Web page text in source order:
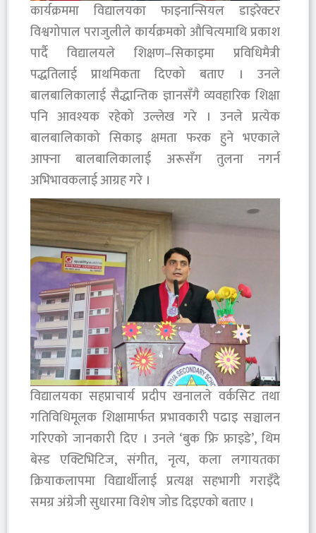
‎कार्यक्रममा विद्यालयका फाइनान्सियल डाइरेक्टर
विश्वगोपाल पराजुलीले कार्यक्रमको औचित्यमाथि प्रकाश
पार्दै विद्यालयले शिक्षण–सिकाइमा प्रविधिमैत्री
पद्धतिलाई प्राथमिकता दिएको बताए । उनले
बालबालिकालाई सैद्धान्तिक ज्ञानसँगै व्यवहारिक शिक्षा
पनि आवश्यक रहेको उल्लेख गरे । उनले प्रत्येक
बालबालिकाको सिकाइ क्षमता फरक हुने भएकाले
आफ्ना बालबालिकालाई अरूसँग तुलना नगर्न
अभिभावकलाई आग्रह गरे ।‎
‎विद्यालयका सहप्राचार्य प्रदीप खनालले वर्कसिट तथा
गतिविधिमूलक शिक्षामार्फत प्रभावकारी पढाइ सञ्चालन
गरिएको जानकारी दिए । उनले ‘बुक फ्रि फ्राइडे’, थिम
बेस्ड एक्टिभिटिज, संगीत, नृत्य, कला लगायतका
क्रियाकलापमा विद्यार्थीलाई प्रत्यक्ष सहभागी गराइँदै
समग्र अंग्रेजी सुधारमा विशेष जोड दिइएको बताए ।